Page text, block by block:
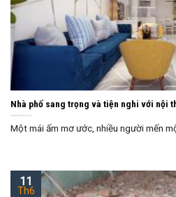
Nhà phố sang trọng và tiện nghi với nội
Một mái ấm mơ ước, nhiều người mến
11
Th6